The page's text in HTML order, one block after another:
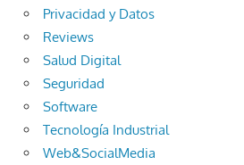
Privacidad y Datos
Reviews
Salud Digital
Seguridad
Software
Tecnología Industrial
Web&SocialMedia